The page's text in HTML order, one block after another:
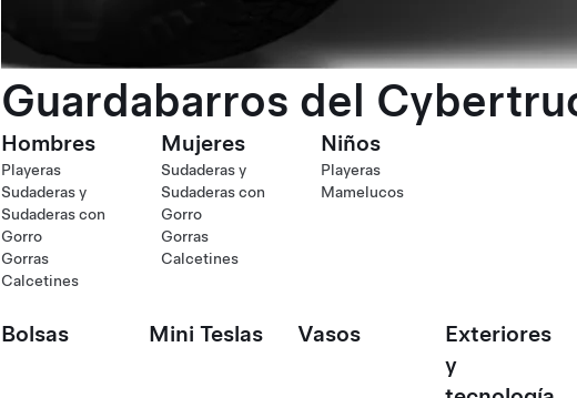
Guardabarros del
Hombres
Playeras
Sudaderas y
Sudaderas con
Gorro
Gorras
Calcetines
Mujeres
Sudaderas y
Sudaderas con
Gorro
Gorras
Calcetines
Niños
Playeras
Mamelucos
Bolsas Mini Teslas Vasos
Exteriores
y